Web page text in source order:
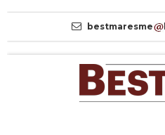
bestmaresme